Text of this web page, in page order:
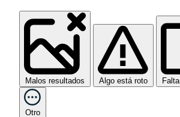
Malos resultados Algo está roto
Otro